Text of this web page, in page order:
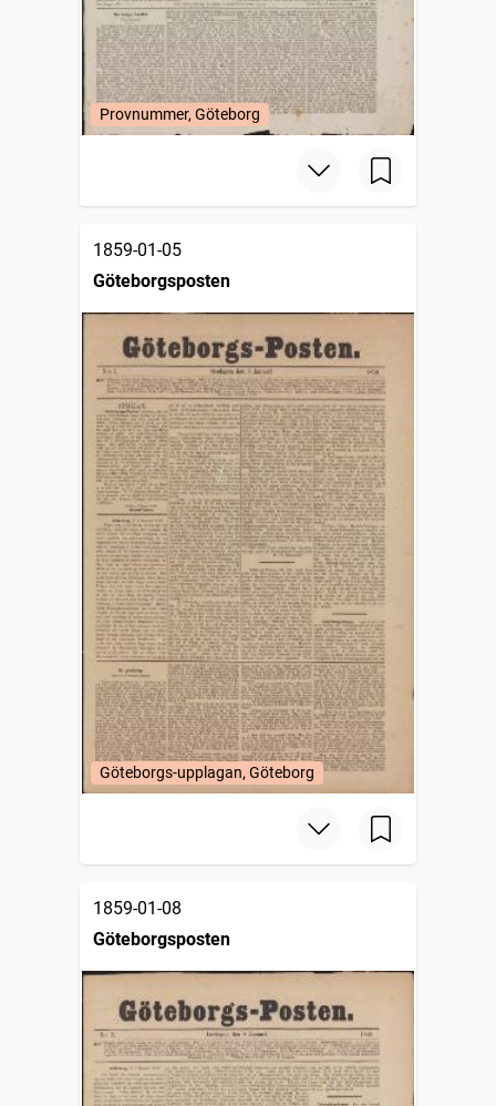
Provnummer, Göteborg
1859-01-05
Göteborgsposten
Göteborgs-upplagan, Göteborg
1859-01-08
Göteborgsposten